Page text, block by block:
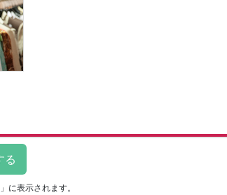
」に表示されます。